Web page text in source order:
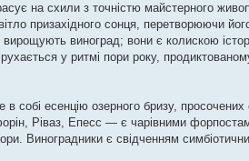
на схили з точністю майстерного
призахідного сонця, перетворюючи
виноград; вони є колискою
у ритмі пори року,
есенцію озерного бризу, просочених
Ріваз, Епесс — є чарівними
Виноградники є свідченням